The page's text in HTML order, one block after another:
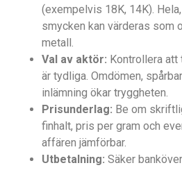
(exempelvis 18K, 14K).
smycken kan värderas som
metall.
Val av aktör: Kontrollera
är tydliga. Omdömen,
inlämning ökar tryggheten.
Prisunderlag: Be om
finhalt, pris per gram och
affären jämförbar.
Utbetalning: Säker